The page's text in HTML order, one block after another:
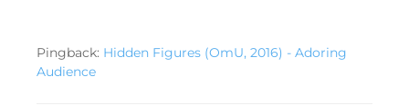
Pingback: Hidden Figures (OmU, 2016) - Adoring
Audience